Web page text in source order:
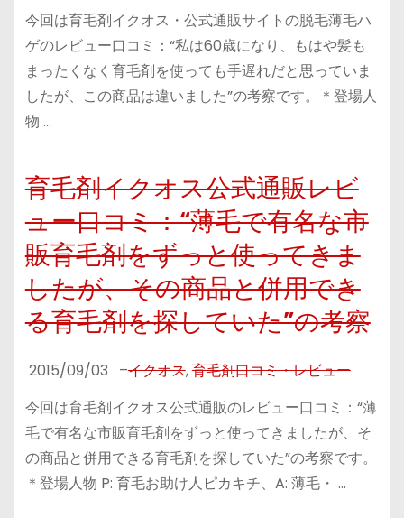
今回は育毛剤イクオス・公式通販サイトの脱毛薄毛ハ
ゲのレビュー口コミ：“私は60歳になり、もはや髪も
まったくなく育毛剤を使っても手遅れだと思っていま
したが、この商品は違いました”の考察です。＊登場人
物 …
育毛剤イクオス公式通販レビ
ュー口コミ：“薄毛で有名な市
販育毛剤をずっと使ってきま
したが、その商品と併用でき
る育毛剤を探していた”の考察
2015/09/03 –イクオス,育毛剤口コミ・レビュー
今回は育毛剤イクオス公式通販のレビュー口コミ：“薄
毛で有名な市販育毛剤をずっと使ってきましたが、そ
の商品と併用できる育毛剤を探していた”の考察です。
＊登場人物 P: 育毛お助け人ピカキチ、A: 薄毛・ …